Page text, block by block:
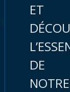
ET
DE
NOTRE